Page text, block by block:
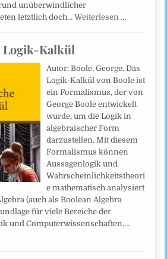
unüberwindlicher
letztlich doch…Weiterlesen …
Logik-Kalkül
Autor: Boole, George. Das
Logik-Kalkül von Boole ist
ein Formalismus, der von
George Boole entwickelt
wurde, um die Logik in
algebraischer Form
darzustellen. Mit diesem
Formalismus können
Aussagenlogik und
Wahrscheinlichkeitstheori
e mathematisch analysiert
(auch als Boolean Algebra
für viele Bereiche der
und Computerwissenschaften,…